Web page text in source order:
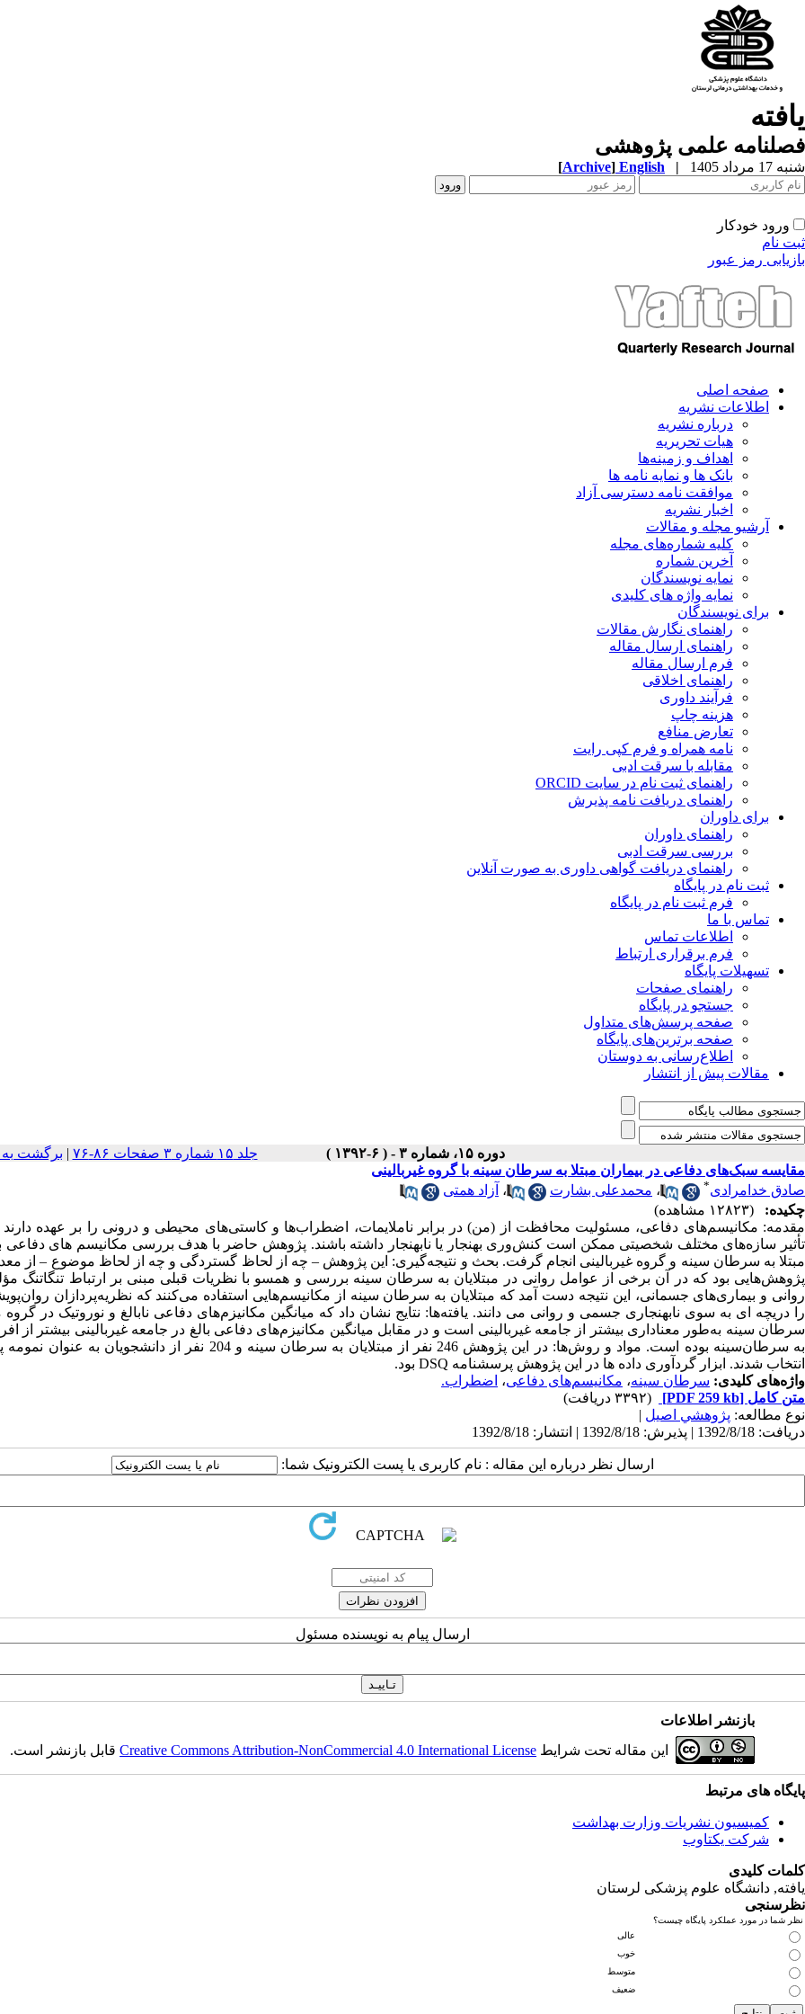
یافته
فصلنامه علمی پژوهشی
شنبه 17 مرداد 1405 |
English
[Archive]
ورود خودکار
ثبت نام
بازیابی رمز عبور
صفحه اصلی
اطلاعات نشریه
درباره نشریه
هیات تحریریه
اهداف و زمینه‌ها
بانک ها و نمایه نامه ها
موافقت نامه دسترسی آزاد
اخبار نشریه
آرشیو مجله و مقالات
کلیه شماره‌های مجله
آخرین شماره
نمایه نویسندگان
نمایه واژه های کلیدی
برای نویسندگان
راهنمای نگارش مقالات
راهنمای ارسال مقاله
فرم ارسال مقاله
راهنمای اخلاقی
فرآیند داوری
هزینه چاپ
تعارض منافع
نامه همراه و فرم کپی رایت
مقابله با سرقت ادبی
راهنمای ثبت نام در سایت ORCID
راهنمای دریافت نامه پذیرش
برای داوران
راهنمای داوران
بررسی سرقت ادبی
راهنمای دریافت گواهی داوری به صورت آنلاین
ثبت نام در پایگاه
فرم ثبت نام در پایگاه
تماس با ما
اطلاعات تماس
فرم برقراری ارتباط
تسهیلات پایگاه
راهنمای صفحات
جستجو در پایگاه
صفحه پرسش‌های متداول
صفحه برترین‌های پایگاه
اطلاع‌رسانی به دوستان
مقالات پیش از انتشار
دوره ۱۵، شماره ۳ - ( ۶-۱۳۹۲ ) جلد ۱۵ شماره ۳ صفحات ۸۶-۷۶ | برگشت
مقایسه‌ سبک‌های دفاعی در بیماران مبتلا به سرطان سینه با گروه غیربالینی
صادق خدامرادی* ، محمدعلی بشارت ، آزاد همتی
چکیده:
(۱۲۸۲۳ مشاهده)
مقدمه: مکانیسم‌های دفاعی، مسئولیت محافظت از (من) در برابر ناملایمات، اضطراب‌ها و کاستی‌های محیطی و درونی را بر عهده
تأثیر سازه‌های مختلف شخصیتی ممکن است کنش‌وری بهنجار یا نابهنجار داشته باشند. پژوهش حاضر با هدف بررسی مکانیسم های دفاعی
مبتلا به سرطان سینه و گروه غیربالینی انجام گرفت. بحث و نتیجه‌گیری: این پژوهش – چه از لحاظ گستردگی و چه از لحاظ موضوع – از
پژوهش‌هایی بود که در آن برخی از عوامل روانی در مبتلایان به سرطان سینه بررسی و همسو با نظریات قبلی مبنی بر ارتباط تنگاتنگ
روانی و بیماری‌های جسمانی، این نتیجه دست آمد که مبتلایان به سرطان سینه از مکانیسم‌هایی استفاده می‌کنند که نظریه‌پردازان
را دریچه‌ ای به سوی نابهنجاری جسمی و روانی می دانند. یافته‌ها: نتایج نشان داد که میانگین مکانیزم‌های دفاعی نابالغ و نوروتیک در گروه
سرطان سینه به‌طور معناداری بیشتر از جامعه غیربالینی است و در مقابل میانگین مکانیزم‌های دفاعی بالغ در جامعه غیربالینی بیشتر از
به سرطان‌سینه بوده است. مواد و روش‌ها: در این پژوهش 246 نفر از مبتلایان به سرطان سینه و 204 نفر از
انتخاب شدند. ابزار گردآوری داده ها در این پژوهش پرسشنامه DSQ بود.
واژه‌های کلیدی: سرطان سینه، مکانیسم‌های دفاعی، اضطراب.
متن کامل [PDF 259 kb]
(۳۳۹۲ دریافت)
نوع مطالعه: پژوهشي اصیل |
دریافت: 1392/8/18 | پذیرش: 1392/8/18 | انتشار: 1392/8/18
ارسال نظر درباره این مقاله : نام کاربری یا پست الکترونیک شما:
ارسال پیام به نویسنده مسئول
بازنشر اطلاعات
این مقاله تحت شرایط Creative Commons Attribution-NonCommercial 4.0 International Licenseقابل بازنشر است.
پایگاه های مرتبط
کمیسیون نشریات وزارت بهداشت
شرکت یکتاوب
کلمات کلیدی
یافته, دانشگاه علوم پزشکی لرستان
نظرسنجی
نظر شما در مورد عملکرد پایگاه چیست؟
عالی
خوب
متوسط
ضعیف